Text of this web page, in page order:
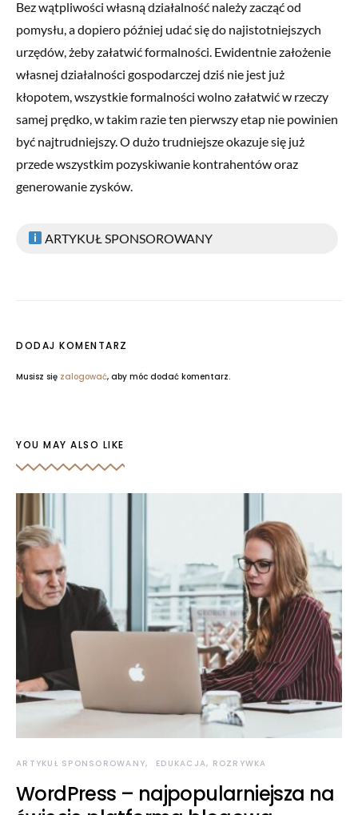
Bez wątpliwości własną działalność należy zacząć od
pomysłu, a dopiero później udać się do najistotniejszych
urzędów, żeby załatwić formalności. Ewidentnie założenie
własnej działalności gospodarczej dziś nie jest już
kłopotem, wszystkie formalności wolno załatwić w rzeczy
samej prędko, w takim razie ten pierwszy etap nie powinien
być najtrudniejszy. O dużo trudniejsze okazuje się już
przede wszystkim pozyskiwanie kontrahentów oraz
generowanie zysków.
ARTYKUŁ SPONSOROWANY
DODAJ KOMENTARZ
Musisz się zalogować, aby móc dodać komentarz.
YOU MAY ALSO LIKE
ARTYKUŁ SPONSOROWANY EDUKACJA, ROZRYWKA
WordPress – najpopularniejsza na